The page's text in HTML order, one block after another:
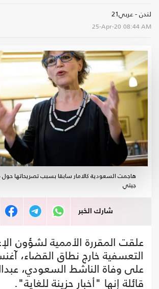
لندن - عربي21
25-Apr-20 08:44 AM
هاجمت السعودية كالامار سابقا بسبب تصريحاتها
جيتي
شارك الخبر
علقت المقررة الأممية لشؤون
التعسفية خارج نطاق القضاء،
على وفاة الناشط السعودي،
قائلة إنها "أخبار حزينة للغاية".